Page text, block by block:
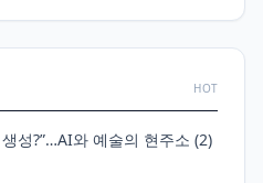
HOT
성?”…AI와 예술의 현주소 (2)